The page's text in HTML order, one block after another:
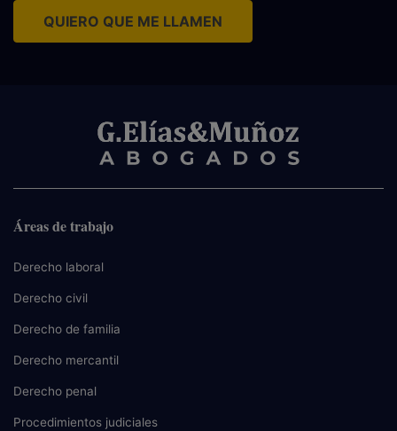
QUIERO QUE ME LLAMEN
Áreas de trabajo
Derecho laboral
Derecho civil
Derecho de familia
Derecho mercantil
Derecho penal
Procedimientos judiciales